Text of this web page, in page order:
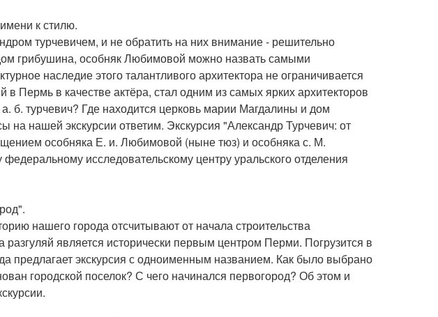
к стилю.
турчевичем, и не обратить на них внимание - решительно
грибушина, особняк Любимовой можно назвать самыми
наследие этого талантливого архитектора не ограничивается
Пермь в качестве актёра, стал одним из самых ярких архитекторов
б. турчевич? Где находится церковь марии Магдалины и дом
на нашей экскурсии ответим. Экскурсия "Александр Турчевич: от
особняка Е. и. Любимовой (ныне тюз) и особняка с. М.
исследовательскому центру уральского отделения
нашего города отсчитывают от начала строительства
разгуляй является исторически первым центром Перми. Погрузится в
предлагает экскурсия с одноименным названием. Как было выбрано
городской поселок? С чего начинался первогород? Об этом и